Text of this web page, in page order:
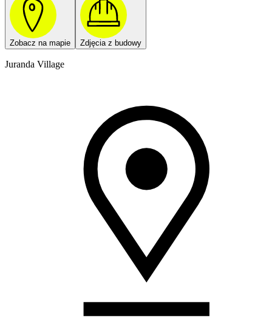
Zobacz na mapie Zdjęcia z budowy
Juranda Village